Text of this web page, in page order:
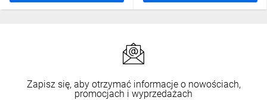
Zapisz się, aby otrzymać informacje o nowościach,
promocjach i wyprzedażach